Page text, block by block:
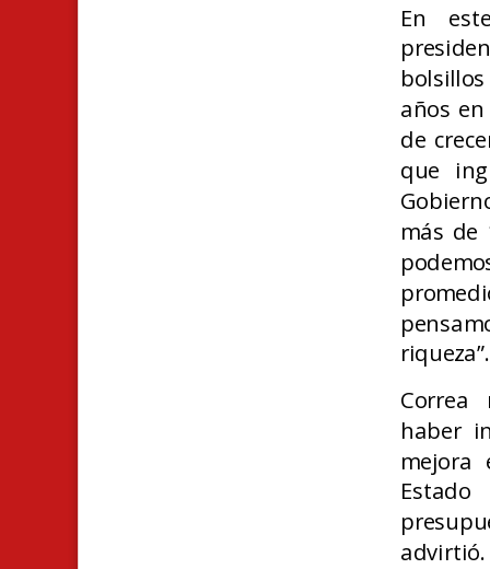
En
años
de
que
más de
riqueza”.
Correa
haber
mejora
advirtió.